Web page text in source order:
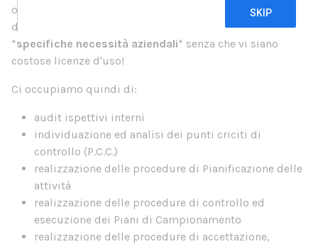
offriamo è integrato e
comprende anche la realizzazione
di tool e software informatici personalizzati sulle
*specifiche necessità aziendali* senza che vi siano
costose licenze d'uso!
Ci occupiamo quindi di:
audit ispettivi interni
individuazione ed analisi dei punti criciti di
controllo (P.C.C.)
realizzazione delle procedure di Pianificazione delle
attività
realizzazione delle procedure di controllo ed
esecuzione dei Piani di Campionamento
realizzazione delle procedure di accettazione,